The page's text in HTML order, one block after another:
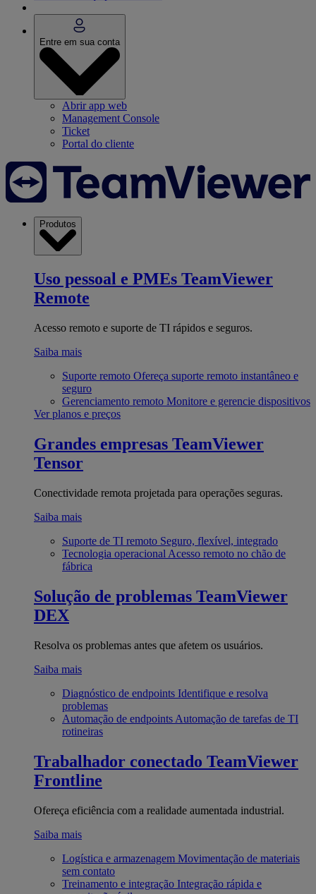
Entre em sua conta
Abrir app web
Management Console
Ticket
Portal do cliente
Produtos
Uso pessoal e PMEs TeamViewer
Remote
Acesso remoto e suporte de TI rápidos e seguros.
Saiba mais
Suporte remoto Ofereça suporte remoto instantâneo e
seguro
Gerenciamento remoto Monitore e gerencie dispositivos
Ver planos e preços
Grandes empresas TeamViewer
Tensor
Conectividade remota projetada para operações seguras.
Saiba mais
Suporte de TI remoto Seguro, flexível, integrado
Tecnologia operacional Acesso remoto no chão de
fábrica
Solução de problemas TeamViewer
DEX
Resolva os problemas antes que afetem os usuários.
Saiba mais
Diagnóstico de endpoints Identifique e resolva
problemas
Automação de endpoints Automação de tarefas de TI
rotineiras
Trabalhador conectado TeamViewer
Frontline
Ofereça eficiência com a realidade aumentada industrial.
Saiba mais
Logística e armazenagem Movimentação de materiais
sem contato
Treinamento e integração Integração rápida e